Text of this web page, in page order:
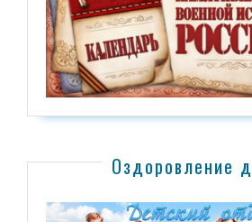
Оздоровление